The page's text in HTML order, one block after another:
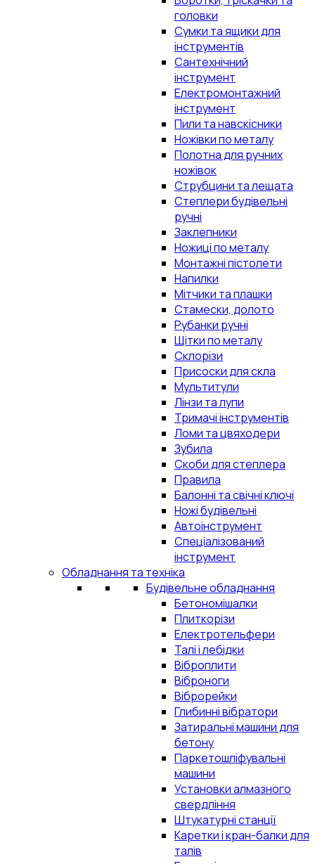
головки
Сумки та ящики для
інструментів
Сантехнічний
інструмент
Електромонтажний
інструмент
Пили та навскісники
Ножівки по металу
Полотна для ручних
ножівок
Струбцини та лещата
Степлери будівельні
ручні
Заклепники
Ножиці по металу
Монтажні пістолети
Напилки
Мітчики та плашки
Стамески, долото
Рубанки ручні
Щітки по металу
Склорізи
Присоски для скла
Мультитули
Лінзи та лупи
Тримачі інструментів
Ломи та цвяходери
Зубила
Скоби для степлера
Правила
Балонні та свічні ключі
Ножі будівельні
Автоінструмент
Спеціалізований
інструмент
Обладнання та техніка
Будівельне обладнання
Бетономішалки
Плиткорізи
Електротельфери
Талі і лебідки
Віброплити
Віброноги
Віброрейки
Глибинні вібратори
Затиральні машини для
бетону
Паркетошліфувальні
машини
Установки алмазного
свердління
Штукатурні станції
Каретки і кран-балки для
талів